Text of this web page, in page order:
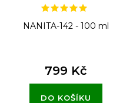
NANITA-142 - 100 ml
799 Kč
DO KOŠÍKU